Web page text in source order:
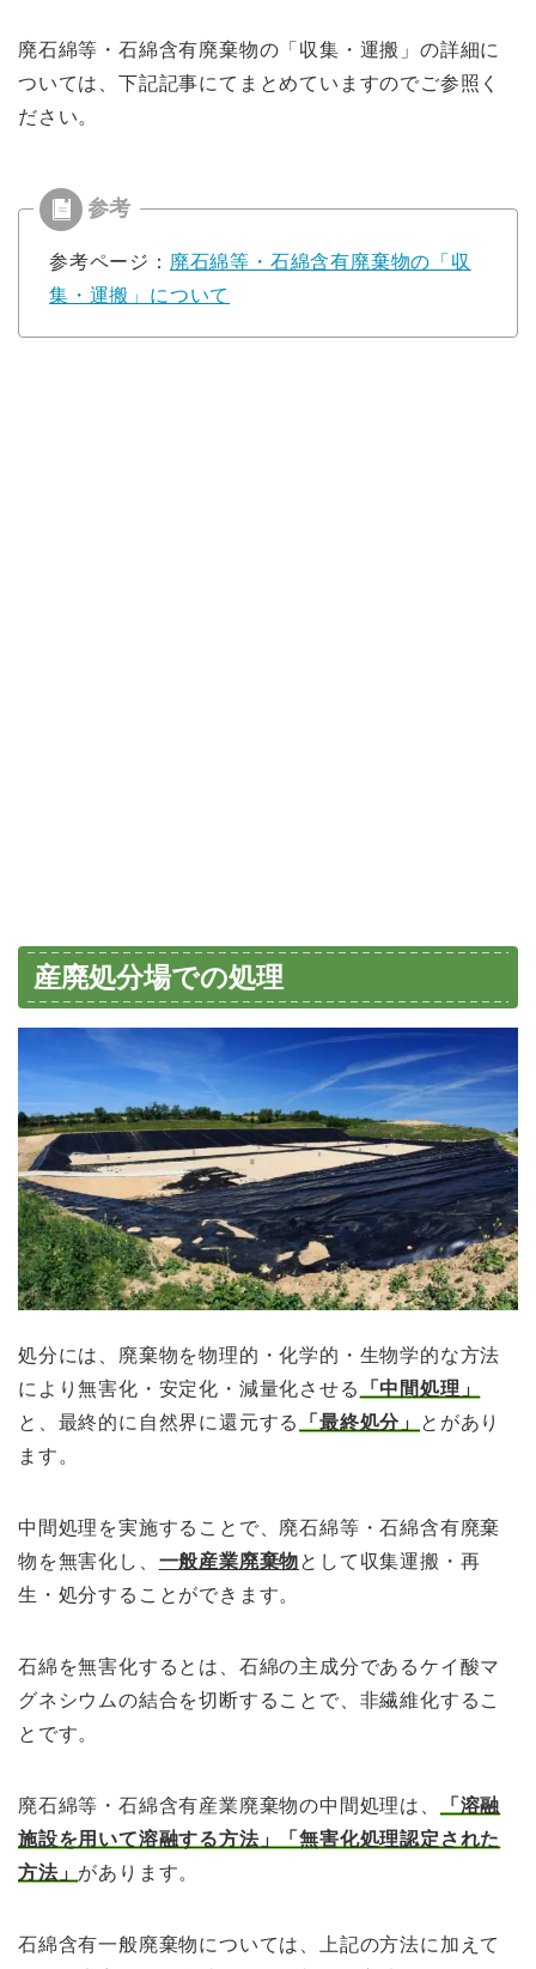
廃石綿等・石綿含有廃棄物の「収集・運搬」の詳細に
ついては、下記記事にてまとめていますのでご参照く
ださい。
参考ページ： 廃石綿等・石綿含有廃棄物の「収
集・運搬」について
産廃処分場での処理
処分には、廃棄物を物理的・化学的・生物学的な方法
により無害化・安定化・減量化させる
「中間処理」
と、最終的に自然界に還元する 「最終処分」
とがあり
ます。
中間処理を実施することで、廃石綿等・石綿含有廃棄
物を無害化し、 一般産業廃棄物として収集運搬・再
生・処分することができます。
石綿を無害化するとは、石綿の主成分であるケイ酸マ
グネシウムの結合を切断することで、非繊維化するこ
とです。
廃石綿等・石綿含有産業廃棄物の中間処理は、
「溶融
施設を用いて溶融する方法」「無害化処理認定された
方法」 があります。
石綿含有一般廃棄物については、上記の方法に加えて